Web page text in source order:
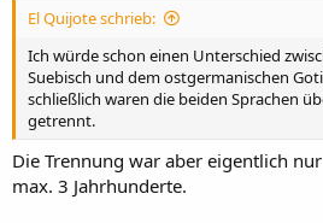
El Quijote schrieb:
Ich würde schon einen Unterschied
Suebisch und dem ostgermanischen
schließlich waren die beiden Sprachen
getrennt.
Die Trennung war aber eigentlich
max. 3 Jahrhunderte.